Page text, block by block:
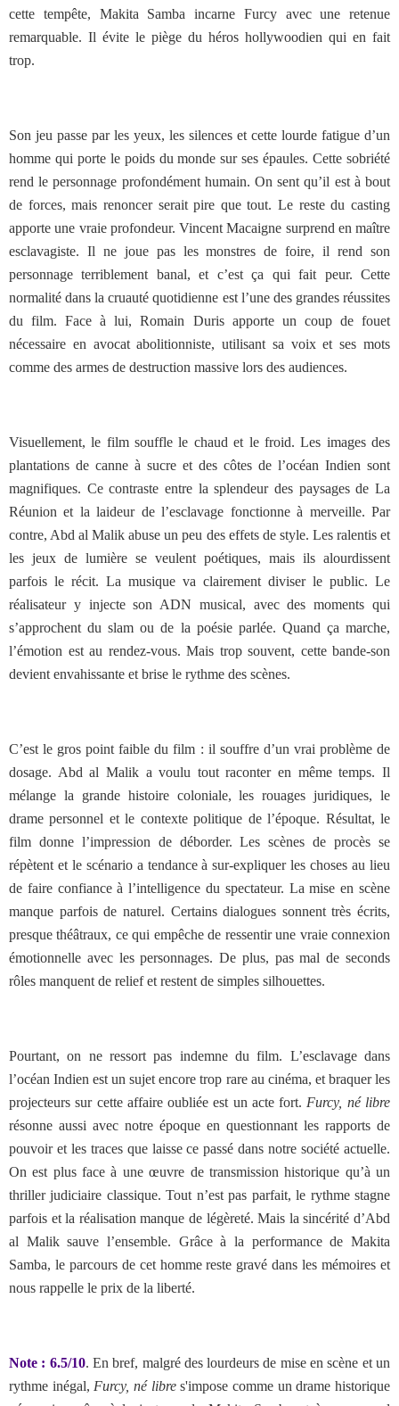
cette tempête, Makita Samba incarne Furcy avec une retenue
remarquable. Il évite le piège du héros hollywoodien qui en fait
trop.
Son jeu passe par les yeux, les silences et cette lourde fatigue d’un
homme qui porte le poids du monde sur ses épaules. Cette sobriété
rend le personnage profondément humain. On sent qu’il est à bout
de forces, mais renoncer serait pire que tout. Le reste du casting
apporte une vraie profondeur. Vincent Macaigne surprend en maître
esclavagiste. Il ne joue pas les monstres de foire, il rend son
personnage terriblement banal, et c’est ça qui fait peur. Cette
normalité dans la cruauté quotidienne est l’une des grandes réussites
du film. Face à lui, Romain Duris apporte un coup de fouet
nécessaire en avocat abolitionniste, utilisant sa voix et ses mots
comme des armes de destruction massive lors des audiences.
Visuellement, le film souffle le chaud et le froid. Les images des
plantations de canne à sucre et des côtes de l’océan Indien sont
magnifiques. Ce contraste entre la splendeur des paysages de La
Réunion et la laideur de l’esclavage fonctionne à merveille. Par
contre, Abd al Malik abuse un peu des effets de style. Les ralentis et
les jeux de lumière se veulent poétiques, mais ils alourdissent
parfois le récit. La musique va clairement diviser le public. Le
réalisateur y injecte son ADN musical, avec des moments qui
s’approchent du slam ou de la poésie parlée. Quand ça marche,
l’émotion est au rendez-vous. Mais trop souvent, cette bande-son
devient envahissante et brise le rythme des scènes.
C’est le gros point faible du film : il souffre d’un vrai problème de
dosage. Abd al Malik a voulu tout raconter en même temps. Il
mélange la grande histoire coloniale, les rouages juridiques, le
drame personnel et le contexte politique de l’époque. Résultat, le
film donne l’impression de déborder. Les scènes de procès se
répètent et le scénario a tendance à sur-expliquer les choses au lieu
de faire confiance à l’intelligence du spectateur. La mise en scène
manque parfois de naturel. Certains dialogues sonnent très écrits,
presque théâtraux, ce qui empêche de ressentir une vraie connexion
émotionnelle avec les personnages. De plus, pas mal de seconds
rôles manquent de relief et restent de simples silhouettes.
Pourtant, on ne ressort pas indemne du film. L’esclavage dans
l’océan Indien est un sujet encore trop rare au cinéma, et braquer les
projecteurs sur cette affaire oubliée est un acte fort. Furcy, né libre
résonne aussi avec notre époque en questionnant les rapports de
pouvoir et les traces que laisse ce passé dans notre société actuelle.
On est plus face à une œuvre de transmission historique qu’à un
thriller judiciaire classique. Tout n’est pas parfait, le rythme stagne
parfois et la réalisation manque de légèreté. Mais la sincérité d’Abd
al Malik sauve l’ensemble. Grâce à la performance de Makita
Samba, le parcours de cet homme reste gravé dans les mémoires et
nous rappelle le prix de la liberté.
Note : 6.5/10. En bref, malgré des lourdeurs de mise en scène et un
rythme inégal, Furcy, né libres'impose comme un drame historique